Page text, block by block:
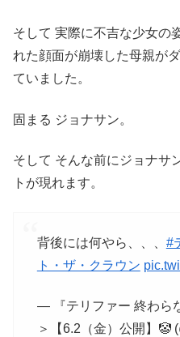
そして 実際に不吉な少女の
れた顔面が崩壊した母親が
ていました。
固まる ジョナサン。
そして そんな前にジョナサ
トが現れます。
背後には何やら、、、 #
ト・ザ・クラウン
— 『テリファー 終わら
＞【6.2（金）公開】🤡